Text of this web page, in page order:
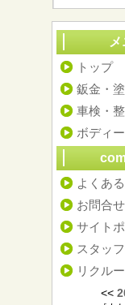
トップ
鈑金・
車検・
ボディ
よくあ
お問合せ
サイト
スタッ
リクル
<<